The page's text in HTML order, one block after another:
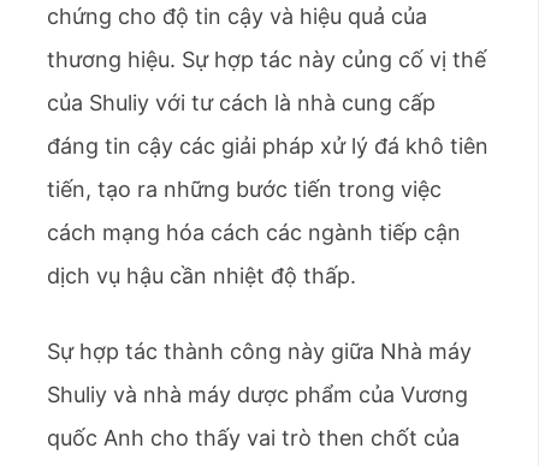
chứng cho độ tin cậy và hiệu quả của
thương hiệu. Sự hợp tác này củng cố vị thế
của Shuliy với tư cách là nhà cung cấp
đáng tin cậy các giải pháp xử lý đá khô tiên
tiến, tạo ra những bước tiến trong việc
cách mạng hóa cách các ngành tiếp cận
dịch vụ hậu cần nhiệt độ thấp.
Sự hợp tác thành công này giữa Nhà máy
Shuliy và nhà máy dược phẩm của Vương
quốc Anh cho thấy vai trò then chốt của